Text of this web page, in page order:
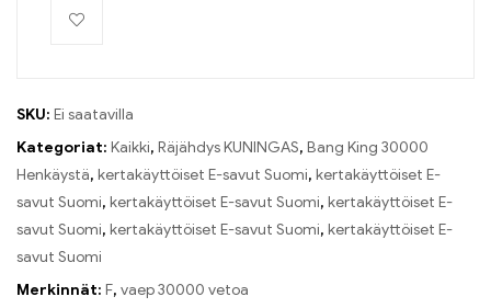
SKU: Ei saatavilla
Kategoriat: Kaikki, Räjähdys KUNINGAS, Bang King 30000
Henkäystä, kertakäyttöiset E-savut Suomi, kertakäyttöiset E-
savut Suomi, kertakäyttöiset E-savut Suomi, kertakäyttöiset E-
savut Suomi, kertakäyttöiset E-savut Suomi, kertakäyttöiset E-
savut Suomi
Merkinnät: F, vaep 30000 vetoa